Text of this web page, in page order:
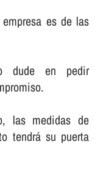
es de las
dude en pedir
las medidas de
tendrá su puerta